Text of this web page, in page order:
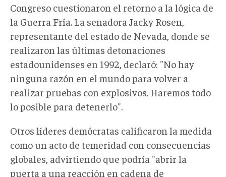
Congreso cuestionaron el retorno a la lógica de
la Guerra Fría. La senadora Jacky Rosen,
representante del estado de Nevada donde se
realizaron las últimas detonaciones
estadounidenses en 1992, declaró: "No hay
ninguna razón en el mundo para volver a
realizar pruebas con explosivos. Haremos todo
lo posible para detenerlo".
Otros líderes demócratas calificaron la medida
como un acto de temeridad con consecuencias
globales, advirtiendo que podría "abrir la
puerta a una reacción en cadena de